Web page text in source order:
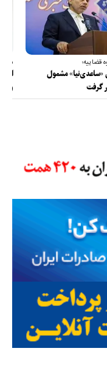
قضاییه؛
«ساعدی‌نیا» مشمول
گرفت
و